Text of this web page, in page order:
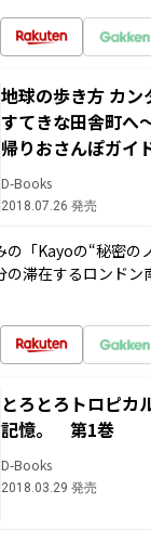
地球の歩き方 カン
すてきな田舎町へ
帰りおさんぽガイ
D-Books
2018.07.26 発売
の「Kayoの“秘密の
の滞在するロンドン
とろとろトロピ
記憶。 第1巻
D-Books
2018.03.29 発売